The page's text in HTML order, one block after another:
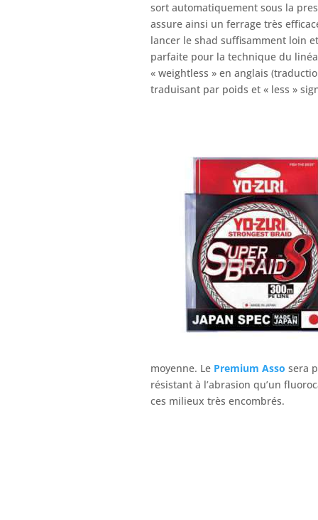
sort automatiquement sous la
assure ainsi un ferrage très
lancer le shad suffisamment loin
parfaite pour la technique du
« weightless » en anglais
traduisant par poids et « less »
moyenne. Le Premium Asso sera
résistant à l’abrasion qu’un
ces milieux très encombrés.